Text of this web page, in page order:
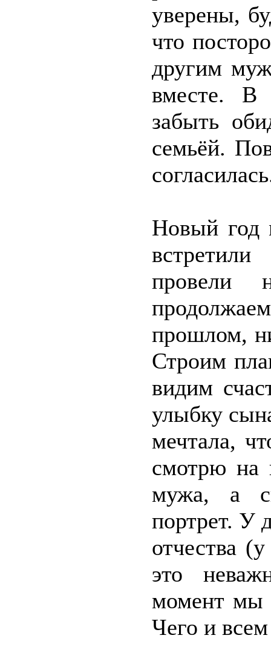
уверены,
что
другим
вместе. В
забыть
семьёй.
Новый год
провели
прошлом,
Строим
видим
улыбку
мечтала,
смотрю на
мужа, а
портрет. У
отчества
это
момент мы
Чего и